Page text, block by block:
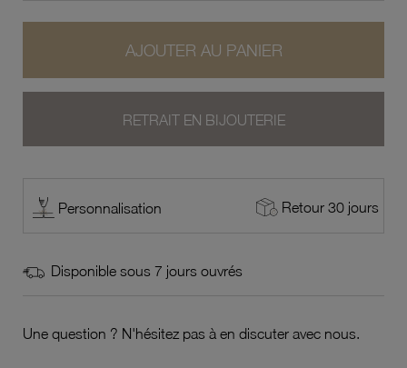
AJOUTER AU PANIER
RETRAIT EN BIJOUTERIE
Personnalisation Retour 30 jours
Disponible sous 7 jours ouvrés
Une question ? N'hésitez pas à en discuter avec nous.